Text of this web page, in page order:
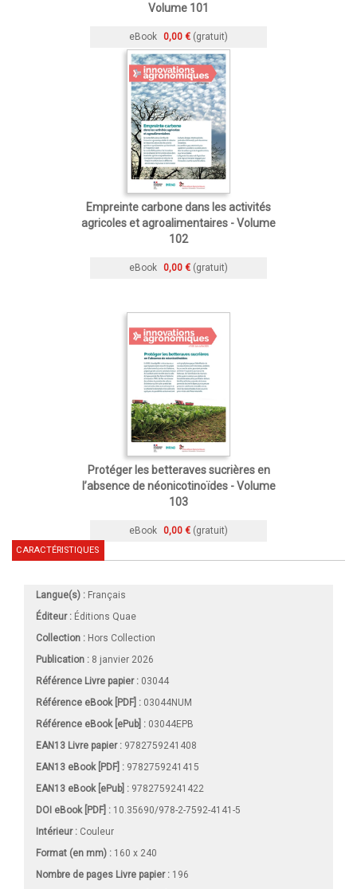
Volume 101
eBook 0,00 € (gratuit)
Empreinte carbone dans les activités
agricoles et agroalimentaires - Volume
102
eBook 0,00 € (gratuit)
Protéger les betteraves sucrières en
l’absence de néonicotinoïdes - Volume
103
eBook 0,00 € (gratuit)
CARACTÉRISTIQUES
Langue(s) : Français
Éditeur : Éditions Quae
Collection : Hors Collection
Publication : 8 janvier 2026
Référence Livre papier : 03044
Référence eBook [PDF] : 03044NUM
Référence eBook [ePub] : 03044EPB
EAN13 Livre papier : 9782759241408
EAN13 eBook [PDF] : 9782759241415
EAN13 eBook [ePub] : 9782759241422
DOI eBook [PDF] : 10.35690/978-2-7592-4141-5
Intérieur : Couleur
Format (en mm) : 160 x 240
Nombre de pages Livre papier: 196